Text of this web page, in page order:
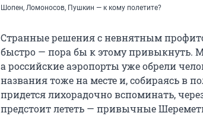
Шопен, Ломоносов, Пушкин — к кому полетите?
Странные решения с невнятным
быстро — пора бы к этому привыкнуть.
а российские аэропорты уже обрели
названия тоже на месте и, собираясь в
придется лихорадочно вспоминать,
предстоит лететь — привычные